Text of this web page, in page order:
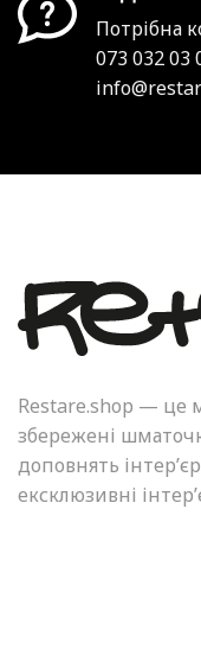
Потрібна
073 032 03
Restare.shop — це
збережені
доповнять
ексклюзивні